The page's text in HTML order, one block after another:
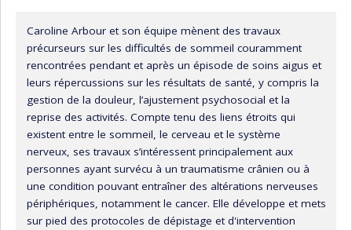
Caroline Arbour et son équipe mènent des travaux
précurseurs sur les difficultés de sommeil couramment
rencontrées pendant et après un épisode de soins aigus et
leurs répercussions sur les résultats de santé, y compris la
gestion de la douleur, l’ajustement psychosocial et la
reprise des activités. Compte tenu des liens étroits qui
existent entre le sommeil, le cerveau et le système
nerveux, ses travaux s’intéressent principalement aux
personnes ayant survécu à un traumatisme crânien ou à
une condition pouvant entraîner des altérations nerveuses
périphériques, notamment le cancer. Elle développe et mets
sur pied des protocoles de dépistage et d'intervention